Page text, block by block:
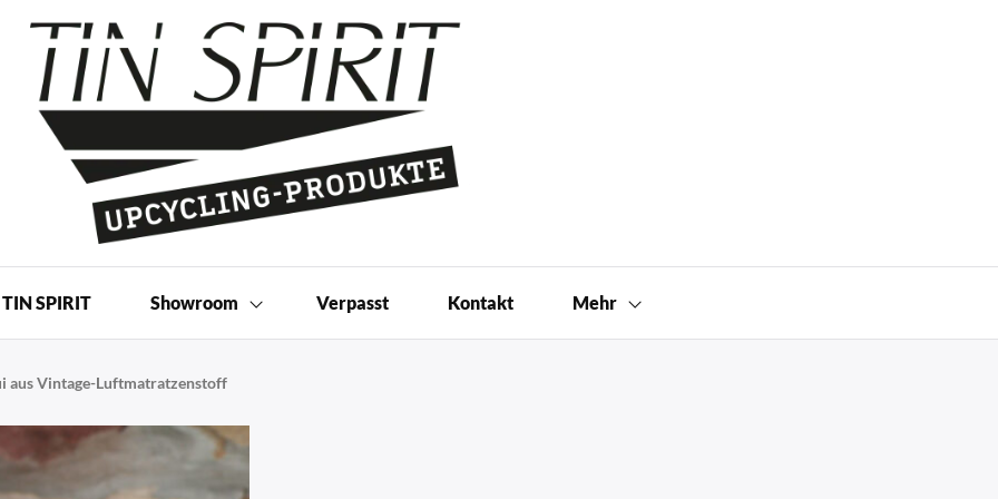
| Shop
SPIRIT Showroom Verpasst Kontakt Mehr
aus Vintage-Luftmatratzenstoff